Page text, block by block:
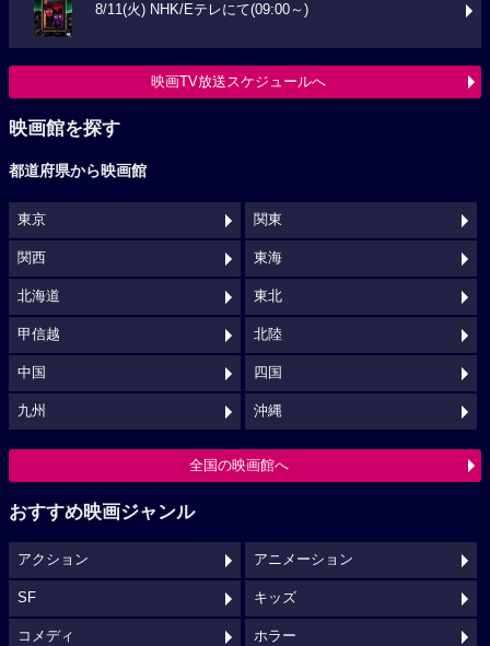
8/11(火) NHK/Eテレにて(09:00～)
映画TV放送スケジュールへ
映画館を探す
都道府県から映画館
東京 関東
関西 東海
北海道 東北
甲信越 北陸
中国 四国
九州 沖縄
全国の映画館へ
おすすめ映画ジャンル
アクション アニメーション
SF キッズ
コメディ ホラー